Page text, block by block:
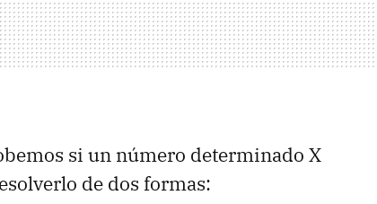
si un número determinado X
de dos formas: